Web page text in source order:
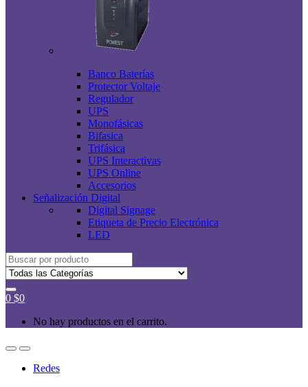
Banco Baterías
Protector Voltaje
Regulador
UPS
Monofásicas
Bifasica
Trifásica
UPS Interactivas
UPS Online
Accesorios
Señalización Digital
Digital Signage
Etiqueta de Precio Electrónica
LED
Buscar
por:
0 $0
No hay productos en el carrito.
Redes